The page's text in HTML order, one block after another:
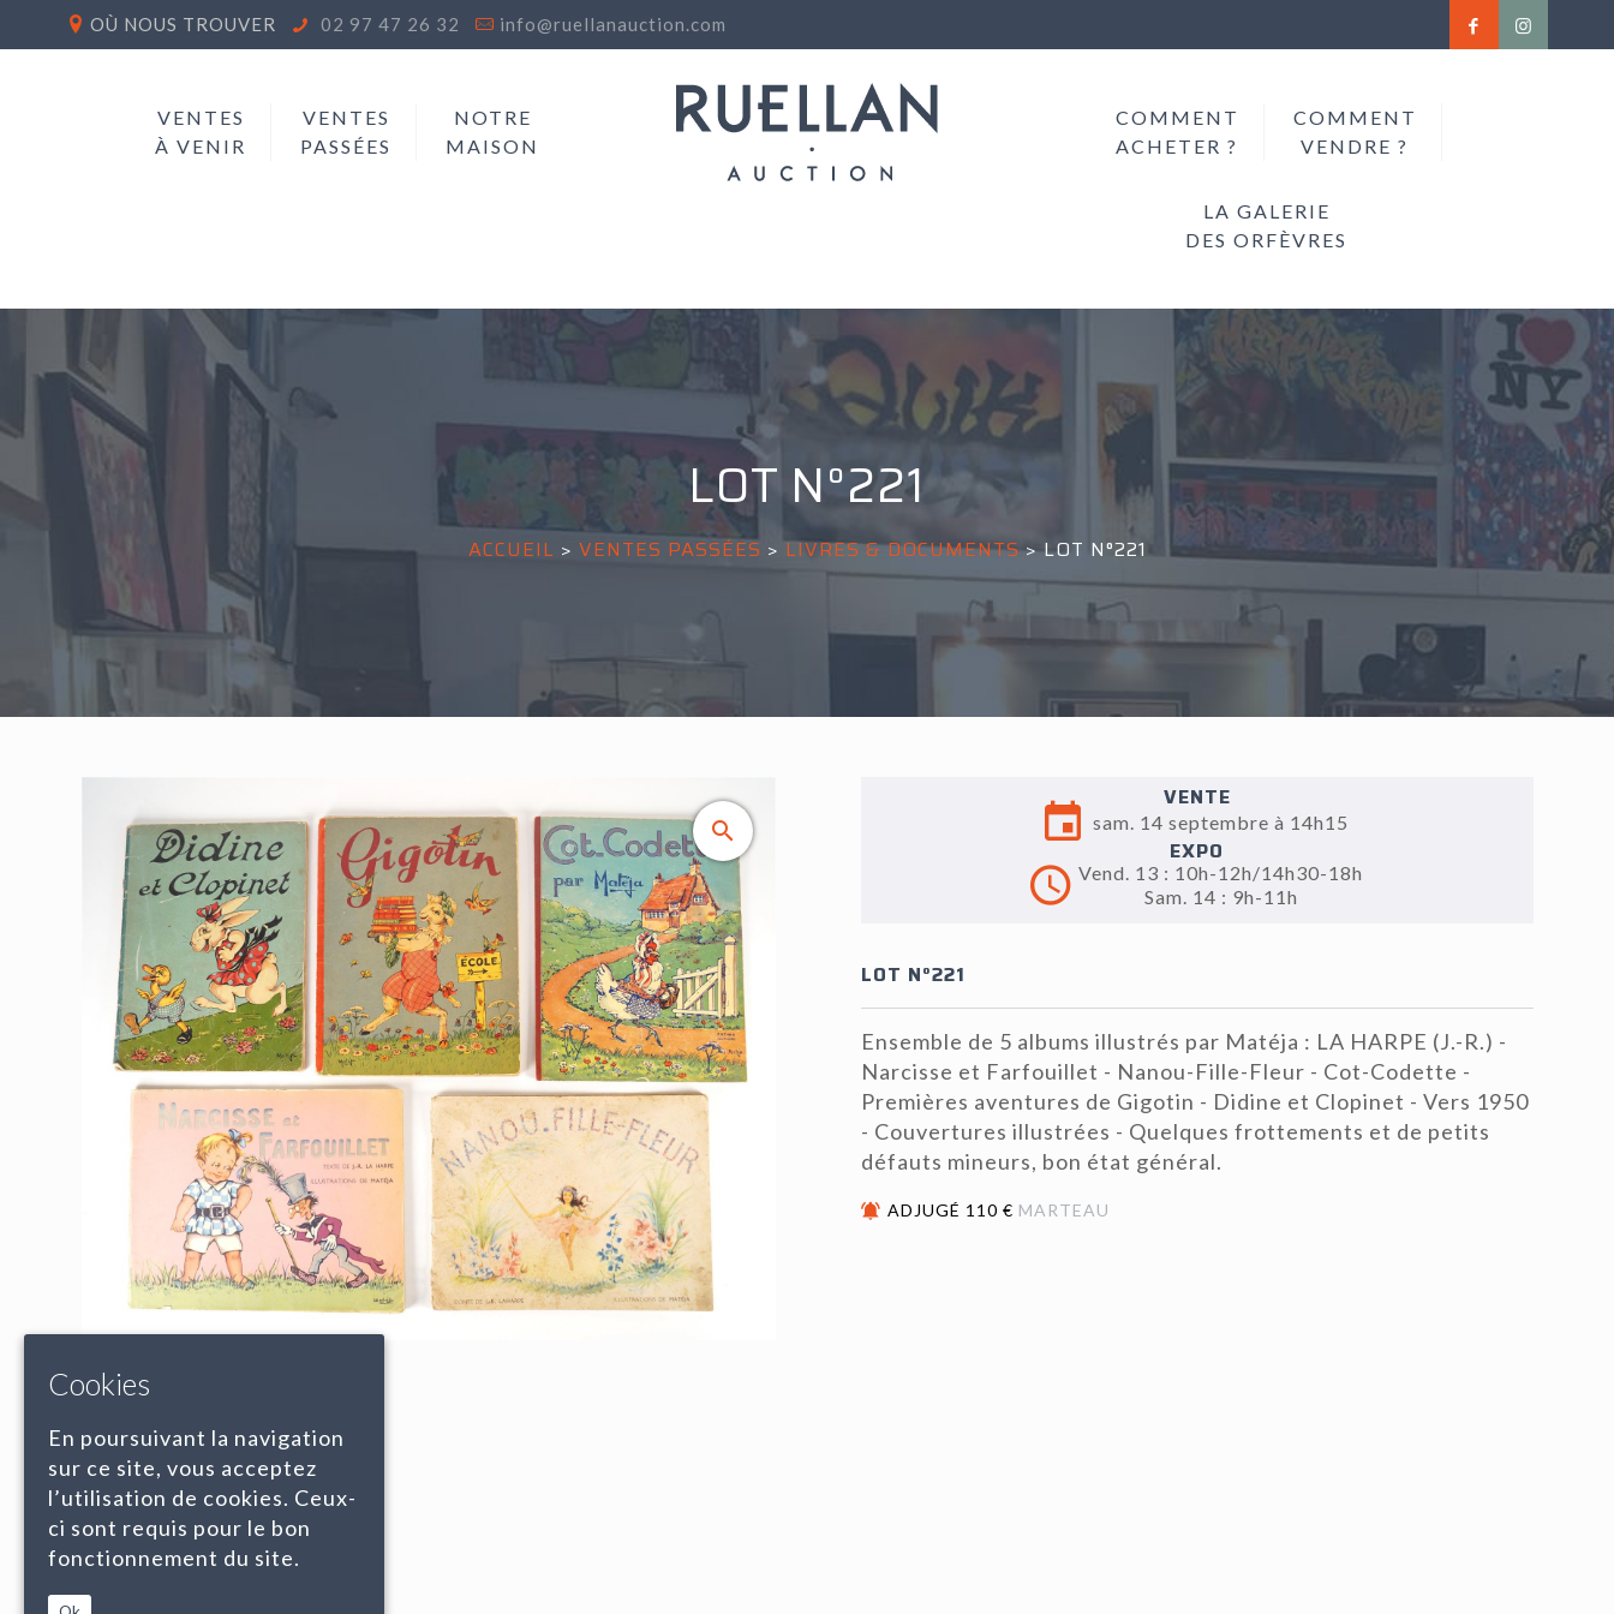
OÙ NOUS TROUVER 02 97 47 26 32 info@ruellanauction.com
VENTES
À VENIR
VENTES
PASSÉES
NOTRE
MAISON
COMMENT
ACHETER ?
COMMENT
VENDRE ?
LA GALERIE
DES ORFÈVRES
LOT N°221
ACCUEIL > VENTES PASSÉES >LIVRES & DOCUMENTS>LOT N°221
VENTE
sam. 14 septembre à 14h15
EXPO
Vend. 13 : 10h-12h/14h30-18h
Sam. 14 : 9h-11h
LOT N°221
Ensemble de 5 albums illustrés par Matéja : LA HARPE (J.-R.) -
Narcisse et Farfouillet - Nanou-Fille-Fleur - Cot-Codette -
Premières aventures de Gigotin - Didine et Clopinet - Vers 1950
- Couvertures illustrées - Quelques frottements et de petits
défauts mineurs, bon état général.
ADJUGÉ 110 € MARTEAU
Cookies
En poursuivant la navigation
sur ce site, vous acceptez
l’utilisation de cookies. Ceux-
ci sont requis pour le bon
fonctionnement du site.